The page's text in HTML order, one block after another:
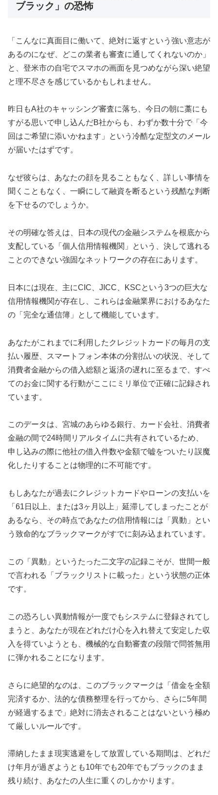
ブラック」の恐怖
「こんなに真面目に働いて、絶対に返すという強い意志が
あるのになぜ、どこの業者も審査に通してくれないのか」
と、登米市の自宅でスマホの画面を見つめながら深い絶望
と理不尽さを感じているかもしれません。
昨日もA社のキャッシング審査に落ち、今日の朝に藁にも
すがる思いで申し込んだB社からも、わずか数十分で「今
回はご希望に添いかねます」という冷酷な定型文のメール
が届いたはずです。
なぜ彼らは、あなたの顔を見ることもなく、詳しい事情を
聞くこともなく、一瞬にして融資を断るという残酷な判断
を下せるのでしょうか。
その明確な答えは、日本の現代の金融システムを根底から
支配している「個人信用情報機関」という、決して逃れる
ことのできない強固なネットワークの存在にあります。
日本には現在、主にCIC、JICC、KSCという3つの巨大な
信用情報機関が存在し、これらは金融業界におけるあなた
の「完全な通信簿」として機能しています。
あなたがこれまでに利用したクレジットカードの毎月の支
払い履歴、スマートフォン本体の分割払いの状況、そして
消費者金融からの借入総額と返済の遅れに至るまで、すべ
てのお金に関する行動がここにミリ単位で正確に記録され
ています。
このデータは、宮城のあらゆる銀行、カード会社、消費者
金融の間で24時間リアルタイムに共有されているため、
申し込みの際に他社の借入件数や金額で嘘をついたり誤魔
化したりすることは物理的に不可能です。
もしあなたが過去にクレジットカードやローンの支払いを
「61日以上、または3ヶ月以上」延滞してしまったことが
あるなら、その時点であなたの信用情報には「異動」とい
う致命的なブラックマークがすでに刻み込まれています。
この「異動」というたった二文字の記録こそが、世間一般
で言われる「ブラックリストに載った」という状態の正体
です。
この恐ろしい異動情報が一度でもシステムに登録されてし
まうと、あなたが現在どれだけ心を入れ替えて安定した収
入を得ていようとも、機械的な自動審査の段階で問答無用
に弾かれることになります。
さらに絶望的なのは、このブラックマークは「借金を全額
完済するか、法的な債務整理を行ってから、さらに5年間
が経過するまで」絶対に消去されることはないという極め
て厳しいルールです。
滞納したまま現実逃避をして放置している期間は、どれだ
け年月が過ぎようとも10年でも20年でもブラックのまま
残り続け、あなたの人生に重くのしかかります。